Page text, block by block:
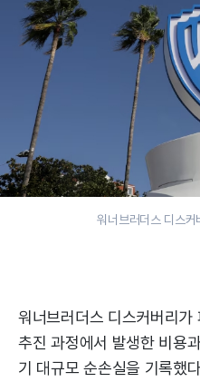
워너브러더스 디스커
워너브러더스 디스커버리
추진 과정에서 발생한 비용
기 대규모 순손실을 기록했